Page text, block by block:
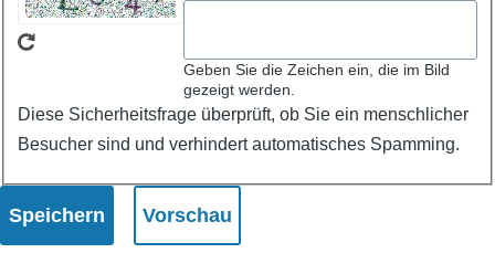
Geben Sie die Zeichen ein, die im Bild
gezeigt werden.
Diese Sicherheitsfrage überprüft, ob Sie ein menschlicher
Besucher sind und verhindert automatisches Spamming.